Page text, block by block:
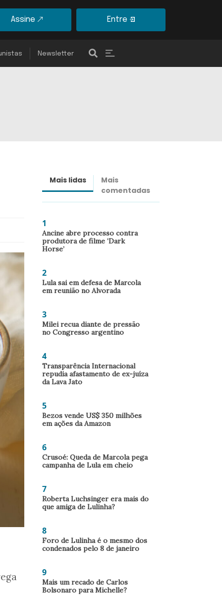
Assine Entre
Newsletter
Mais lidas
Mais
comentadas
1
Ancine abre processo contra
produtora de filme ‘Dark
Horse’
2
Lula sai em defesa de Marcola
em reunião no Alvorada
3
Milei recua diante de pressão
no Congresso argentino
4
Transparência Internacional
repudia afastamento de ex-juíza
da Lava Jato
5
Bezos vende US$ 350 milhões
em ações da Amazon
6
Crusoé: Queda de Marcola pega
campanha de Lula em cheio
7
Roberta Luchsinger era mais do
que amiga de Lulinha?
8
Foro de Lulinha é o mesmo dos
condenados pelo 8 de janeiro
9
Mais um recado de Carlos
Bolsonaro para Michelle?